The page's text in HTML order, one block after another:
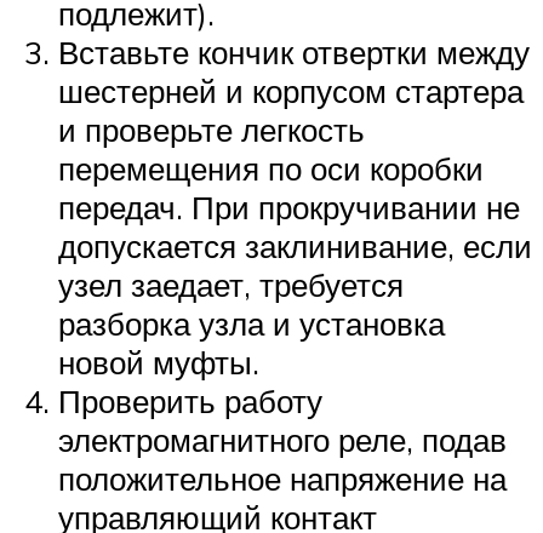
подлежит).
Вставьте кончик отвертки между
шестерней и корпусом стартера
и проверьте легкость
перемещения по оси коробки
передач. При прокручивании не
допускается заклинивание, если
узел заедает, требуется
разборка узла и установка
новой муфты.
Проверить работу
электромагнитного реле, подав
положительное напряжение на
управляющий контакт